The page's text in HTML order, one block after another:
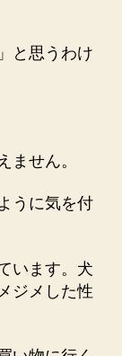
と思うわけ
ません。
うに気を付
います。犬
ジメした性